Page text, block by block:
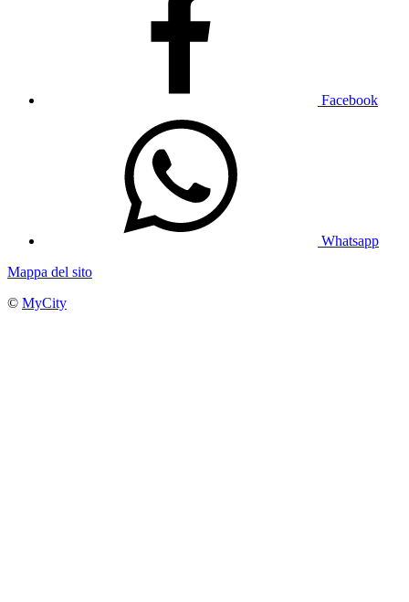
Facebook
Whatsapp
Mappa del sito
© MyCity